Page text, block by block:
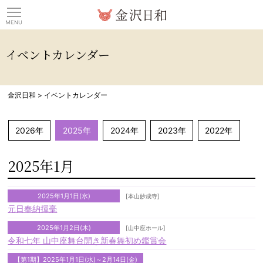
イベントカレンダー
金沢日和 > イベントカレンダー
2026年 2025年 2024年 2023年 2022年
2025年1月
2025年1月1日(水) [本山妙成寺]
元日奉納揮毫
2025年1月2日(木) [山中座ホール]
令和七年 山中座舞台開き新春舞初め鑑賞会
【第1期】2025年1月1日(水)～2月14日(金)